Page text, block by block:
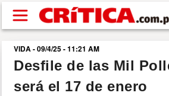
Pasar al contenido principal
buscar
SUCESOS
VIDA - 09/4/25 - 11:21 AM
Desfile de las Mil
será el 17 de enero